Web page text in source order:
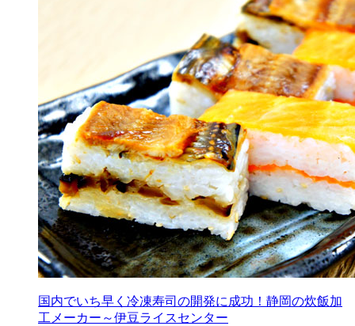
国内でいち早く冷凍寿司の開発に成功！静岡の炊飯加
工メーカー～伊豆ライスセンター